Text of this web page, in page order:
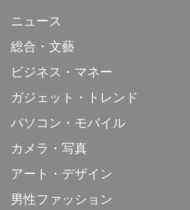
ニュース
総合・文藝
ビジネス・マネー
ガジェット・トレンド
パソコン・モバイル
カメラ・写真
アート・デザイン
男性ファッション